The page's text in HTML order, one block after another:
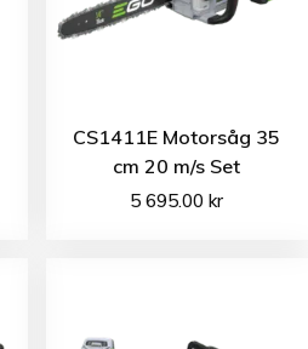
CS1411E Motorsåg 35
cm 20 m/s Set
5 695.00kr